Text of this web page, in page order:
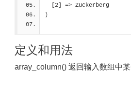
  [2] => Zuckerberg
)
定义和用法
array_column() 返回输入数组中某